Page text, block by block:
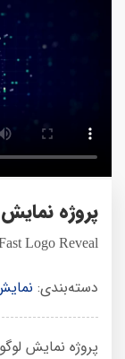
پروژه
Logo Reveal
دسته‌بندی:
پروژه نمایش